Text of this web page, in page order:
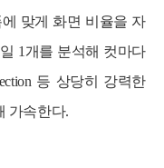
맞게 화면 비율을 자
1개를 분석해 컷마다
등 상당히 강력한
가속한다.